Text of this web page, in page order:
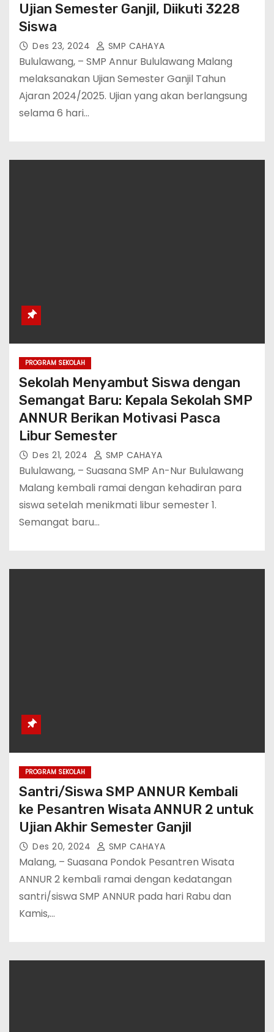
Ujian Semester Ganjil, Diikuti 3228
Siswa
Des 23, 2024 SMP CAHAYA
Bululawang, – SMP Annur Bululawang Malang
melaksanakan Ujian Semester Ganjil Tahun
Ajaran 2024/2025. Ujian yang akan berlangsung
selama 6 hari…
PROGRAM SEKOLAH
Sekolah Menyambut Siswa dengan
Semangat Baru: Kepala Sekolah SMP
ANNUR Berikan Motivasi Pasca
Libur Semester
Des 21, 2024 SMP CAHAYA
Bululawang, – Suasana SMP An-Nur Bululawang
Malang kembali ramai dengan kehadiran para
siswa setelah menikmati libur semester 1.
Semangat baru…
PROGRAM SEKOLAH
Santri/Siswa SMP ANNUR Kembali
ke Pesantren Wisata ANNUR 2 untuk
Ujian Akhir Semester Ganjil
Des 20, 2024 SMP CAHAYA
Malang, – Suasana Pondok Pesantren Wisata
ANNUR 2 kembali ramai dengan kedatangan
santri/siswa SMP ANNUR pada hari Rabu dan
Kamis,…